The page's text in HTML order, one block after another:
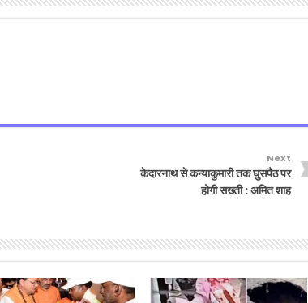
Next
केदारनाथ से कन्याकुमारी तक घुसपैठ पर
होगी सख्ती : अमित शाह